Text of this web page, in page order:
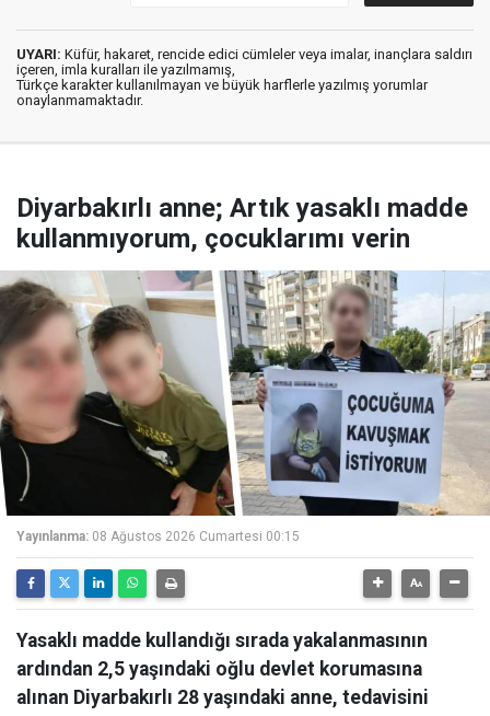
UYARI: Küfür, hakaret, rencide edici cümleler veya imalar, inançlara saldırı
içeren, imla kuralları ile yazılmamış,
Türkçe karakter kullanılmayan ve büyük harflerle yazılmış yorumlar
onaylanmamaktadır.
Diyarbakırlı anne; Artık yasaklı madde
kullanmıyorum, çocuklarımı verin
Yayınlanma: 08 Ağustos 2026 Cumartesi 00:15
Yasaklı madde kullandığı sırada yakalanmasının
ardından 2,5 yaşındaki oğlu devlet korumasına
alınan Diyarbakırlı 28 yaşındaki anne, tedavisini